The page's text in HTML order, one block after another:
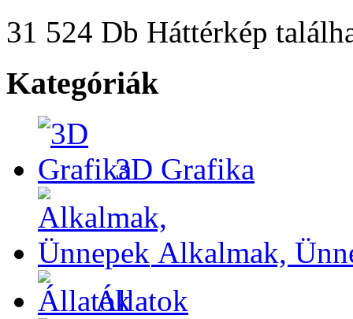
31 524 Db Háttérkép
Kategóriák
3D Grafika
Alkalmak,
Állatok